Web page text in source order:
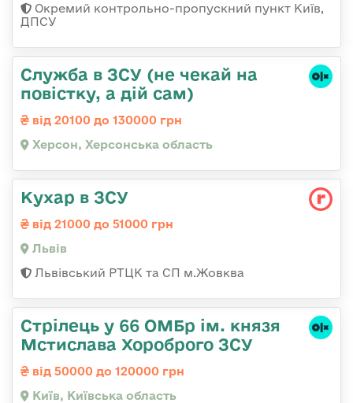
Окремий контрольно-пропускний пункт Київ,
ДПСУ
Служба в ЗСУ (не чекай на
повістку, а дій сам)
від 20100 до 130000 грн
Херсон, Херсонська область
Кухар в ЗСУ
від 21000 до 51000 грн
Львів
Львівський РТЦК та СП м.Жовква
Стрілець у 66 ОМБр ім. князя
Мстислава Хороброго ЗСУ
від 50000 до 120000 грн
Київ, Київська область